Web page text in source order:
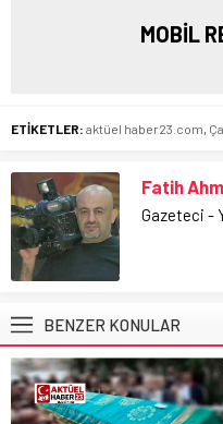
MOBİL
ETİKETLER: aktüel haber23.com,
Fatih
Gazeteci -
BENZER KONULAR